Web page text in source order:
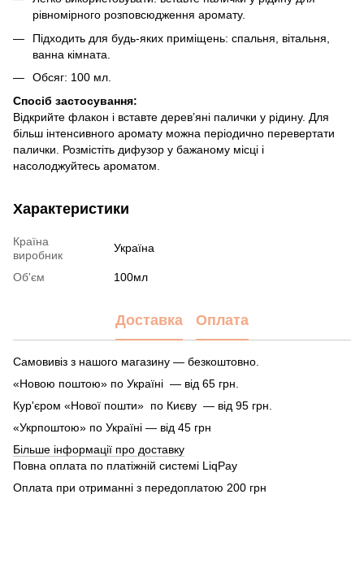
рівномірного розповсюдження аромату.
Підходить для будь-яких приміщень: спальня, вітальня,
ванна кімната.
Обсяг: 100 мл.
Спосіб застосування:
Відкрийте флакон і вставте дерев’яні палички у рідину. Для
більш інтенсивного аромату можна періодично перевертати
палички. Розмістіть дифузор у бажаному місці і
насолоджуйтесь ароматом.
Характеристики
Країна
виробник
Україна
Об'єм 100мл
Доставка Оплата
Самовивіз з нашого магазину — безкоштовно.
«Новою поштою» по Україні — від 65 грн.
Кур'єром «Нової пошти» по Києву — від 95 грн.
«Укрпоштою» по Україні — від 45 грн
Більше інформації про доставку
Повна оплата по платіжній системі LiqPay
Оплата при отриманні з передоплатою 200 грн